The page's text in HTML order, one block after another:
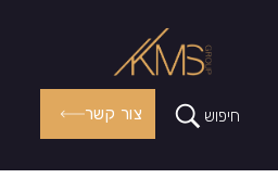
חיפוש צור קשר